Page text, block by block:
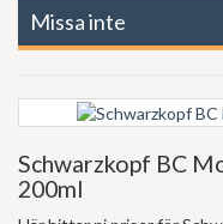
Missa inte
Schwarzkopf BC
200ml